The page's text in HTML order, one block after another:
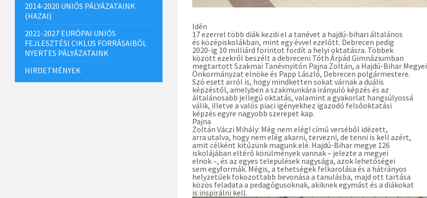
Idén
17 ezerrel több diák kezdi el a tanévet a hajdú-bihari általános
és középiskolákban, mint egy évvel ezelőtt. Debrecen pedig
2020-ig 10 milliárd forintot fordít a helyi oktatásra. Többek
között ezekről beszélt a debreceni Tóth Árpád Gimnáziumban
megtartott Szakmai Tanévnyitón Pajna Zoltán, a Hajdú-Bihar Megyei
Önkormányzat elnöke és Papp László, Debrecen polgármestere.
Szó esett arról is, hogy mindketten sokat várnak a duális
képzéstől, amelyben a szakmunkára irányuló képzés és az
általánosabb jellegű oktatás, valamint a gyakorlat hangsúlyossá
válik, illetve a valós piaci igényekhez igazodó felsőoktatási
képzés egyre nagyobb szerepet kap.
Pajna
Zoltán Váczi Mihály: Még nem elég! című verséből idézett,
arra utalva, hogy nem elég akarni, tervezni, de tenni is kell azért,
amit célként kitűzünk magunk elé. Hajdú-Bihar megye 126
iskolájában eltérő körülmények vannak – jelezte a megyei
elnök –, és az egyes települések nagysága, azok lehetőségei
sem egyformák. Mégis, a tehetségek felkarolása és a hátrányos
helyzetűek fokozottabb bevonása a tanulásba, majd ott tartása
közös feladata a pedagógusoknak, akiknek egymást és a diákokat
is inspirálni kell.
2014-2020 UNIÓS PÁLYÁZATAINK
(HAZAI)
2021-2027 EURÓPAI UNIÓS
FEJLESZTÉSI CIKLUS FORRÁSAIBÓL
NYERTES PÁLYÁZATAINK
HIRDETMÉNYEK